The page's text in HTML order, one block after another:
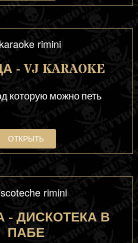
- VJ KARAOKE
которую можно петь
ОТКРЫТЬ
- ДИСКОТЕКА В
ПАБЕ